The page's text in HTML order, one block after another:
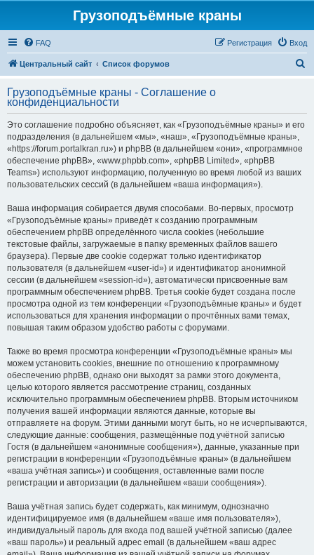
Грузоподъёмные краны
FAQ Вход
Регистрация
Центральный сайт Список форумов
с
Грузоподъёмные краны - Соглашение о
конфиденциальности
Это соглашение подробно объясняет, как «Грузоподъёмные краны» и его
подразделения (в дальнейшем «мы», «наш», «Грузоподъёмные краны»,
«https://forum.portalkran.ru») и phpBB (в дальнейшем «они», «программное
обеспечение phpBB», «www.phpbb.com», «phpBB Limited», «phpBB
Teams») используют информацию, полученную во время любой из ваших
пользовательских сессий (в дальнейшем «ваша информация»).
Ваша информация собирается двумя способами. Во-первых, просмотр
«Грузоподъёмные краны» приведёт к созданию программным
обеспечением phpBB определённого числа cookies (небольшие
текстовые файлы, загружаемые в папку временных файлов вашего
браузера). Первые две cookie содержат только идентификатор
пользователя (в дальнейшем «user-id») и идентификатор анонимной
сессии (в дальнейшем «session-id»), автоматически присвоенные вам
программным обеспечением phpBB. Третья cookie будет создана после
просмотра одной из тем конференции «Грузоподъёмные краны» и будет
использоваться для хранения информации о прочтённых вами темах,
повышая таким образом удобство работы с форумами.
Также во время просмотра конференции «Грузоподъёмные краны» мы
можем установить cookies, внешние по отношению к программному
обеспечению phpBB, однако они выходят за рамки этого документа,
целью которого является рассмотрение страниц, созданных
исключительно программным обеспечением phpBB. Вторым источником
получения вашей информации являются данные, которые вы
отправляете на форум. Этими данными могут быть, но не исчерпываются,
следующие данные: сообщения, размещённые под учётной записью
Гостя (в дальнейшем «анонимные сообщения»), данные, указанные при
регистрации в конференции «Грузоподъёмные краны» (в дальнейшем
«ваша учётная запись») и сообщения, оставленные вами после
регистрации и авторизации (в дальнейшем «ваши сообщения»).
Ваша учётная запись будет содержать, как минимум, однозначно
идентифицируемое имя (в дальнейшем «ваше имя пользователя»),
индивидуальный пароль для входа под вашей учётной записью (далее
«ваш пароль») и реальный адрес email (в дальнейшем «ваш адрес